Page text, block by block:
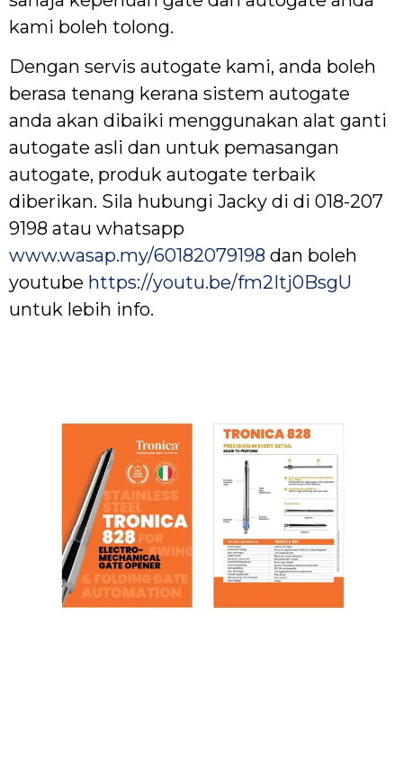
kami boleh tolong.
Dengan servis autogate kami, anda boleh
berasa tenang kerana sistem autogate
anda akan dibaiki menggunakan alat ganti
autogate asli dan untuk pemasangan
autogate, produk autogate terbaik
diberikan. Sila hubungi Jacky di di 018-207
9198 atau whatsapp
www.wasap.my/60182079198 dan boleh
youtube https://youtu.be/fm2Itj0BsgU
untuk lebih info.